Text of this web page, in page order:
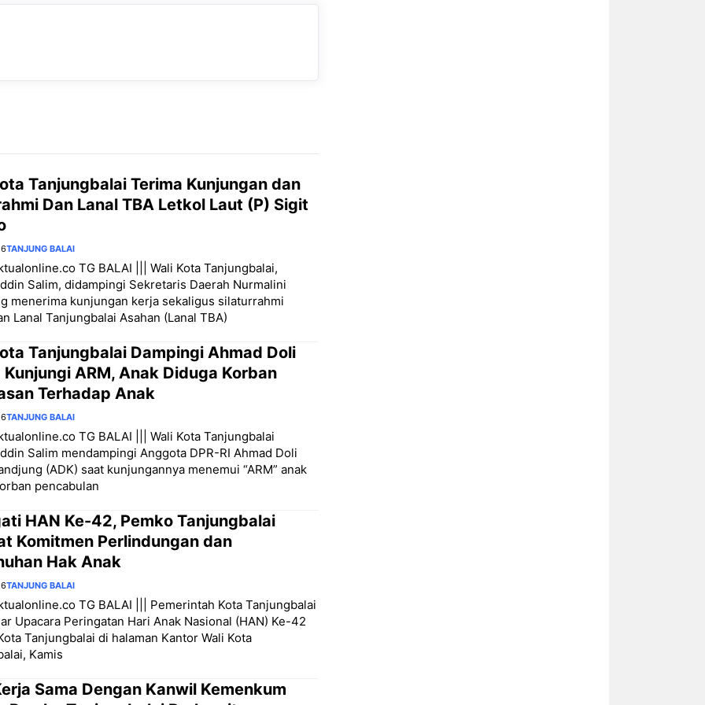
Tanjungbalai Terima Kunjungan dan
Dan Lanal TBA Letkol Laut (P) Sigit
TANJUNG BALAI
TG BALAI ||| Wali Kota Tanjungbalai,
Salim, didampingi Sekretaris Daerah Nurmalini
menerima kunjungan kerja sekaligus silaturrahmi
Lanal Tanjungbalai Asahan (Lanal TBA)
Tanjungbalai Dampingi Ahmad Doli
Kunjungi ARM, Anak Diduga Korban
Terhadap Anak
TANJUNG BALAI
TG BALAI ||| Wali Kota Tanjungbalai
Salim mendampingi Anggota DPR-RI Ahmad Doli
(ADK) saat kunjungannya menemui “ARM” anak
pencabulan
HAN Ke-42, Pemko Tanjungbalai
Komitmen Perlindungan dan
Hak Anak
TANJUNG BALAI
TG BALAI ||| Pemerintah Kota Tanjungbalai
Upacara Peringatan Hari Anak Nasional (HAN) Ke-42
Tanjungbalai di halaman Kantor Wali Kota
Kamis
Sama Dengan Kanwil Kemenkum